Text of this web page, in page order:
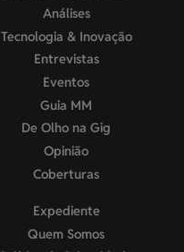
Análises
Tecnologia & Inovação
Entrevistas
Eventos
Guia MM
De Olho na Gig
Opinião
Coberturas
Expediente
Quem Somos